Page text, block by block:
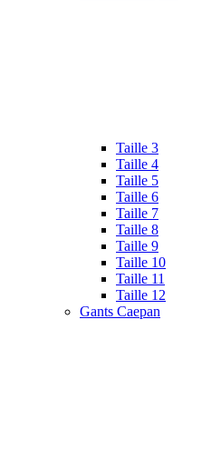
Taille 3
Taille 4
Taille 5
Taille 6
Taille 7
Taille 8
Taille 9
Taille 10
Taille 11
Taille 12
Gants Caepan